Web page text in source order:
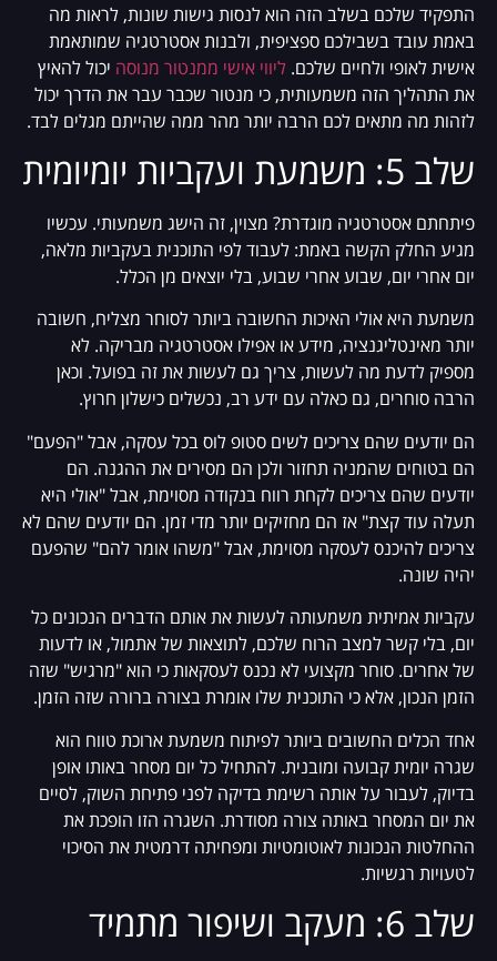
התפקיד שלכם בשלב הזה הוא לנסות גישות שונות, לראות מה
באמת עובד בשבילכם ספציפית, ולבנות אסטרטגיה שמותאמת
אישית לאופי ולחיים שלכם. ליווי אישי ממנטור מנוסה יכול להאיץ
את התהליך הזה משמעותית, כי מנטור שכבר עבר את הדרך יכול
לזהות מה מתאים לכם הרבה יותר מהר ממה שהייתם מגלים לבד.
שלב 5: משמעת ועקביות יומיומית
פיתחתם אסטרטגיה מוגדרת? מצוין, זה הישג משמעותי. עכשיו
מגיע החלק הקשה באמת: לעבוד לפי התוכנית בעקביות מלאה,
יום אחרי יום, שבוע אחרי שבוע, בלי יוצאים מן הכלל.
משמעת היא אולי האיכות החשובה ביותר לסוחר מצליח, חשובה
יותר מאינטליגנציה, מידע או אפילו אסטרטגיה מבריקה. לא
מספיק לדעת מה לעשות, צריך גם לעשות את זה בפועל. וכאן
הרבה סוחרים, גם כאלה עם ידע רב, נכשלים כישלון חרוץ.
הם יודעים שהם צריכים לשים סטופ לוס בכל עסקה, אבל "הפעם"
הם בטוחים שהמניה תחזור ולכן הם מסירים את ההגנה. הם
יודעים שהם צריכים לקחת רווח בנקודה מסוימת, אבל "אולי היא
תעלה עוד קצת" אז הם מחזיקים יותר מדי זמן. הם יודעים שהם לא
צריכים להיכנס לעסקה מסוימת, אבל "משהו אומר להם" שהפעם
יהיה שונה.
עקביות אמיתית משמעותה לעשות את אותם הדברים הנכונים כל
יום, בלי קשר למצב הרוח שלכם, לתוצאות של אתמול, או לדעות
של אחרים. סוחר מקצועי לא נכנס לעסקאות כי הוא "מרגיש" שזה
הזמן הנכון, אלא כי התוכנית שלו אומרת בצורה ברורה שזה הזמן.
אחד הכלים החשובים ביותר לפיתוח משמעת ארוכת טווח הוא
שגרה יומית קבועה ומובנית. להתחיל כל יום מסחר באותו אופן
בדיוק, לעבור על אותה רשימת בדיקה לפני פתיחת השוק, לסיים
את יום המסחר באותה צורה מסודרת. השגרה הזו הופכת את
ההחלטות הנכונות לאוטומטיות ומפחיתה דרמטית את הסיכוי
לטעויות רגשיות.
שלב 6: מעקב ושיפור מתמיד